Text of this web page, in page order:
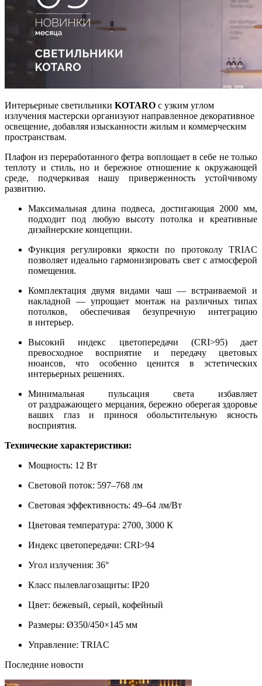
Интерьерные светильники KOTARO с узким углом
излучения мастерски организуют направленное декоративное
освещение, добавляя изысканности жилым и коммерческим
пространствам.
Плафон из переработанного фетра воплощает в себе не только
теплоту и стиль, но и бережное отношение к окружающей
среде, подчеркивая нашу приверженность устойчивому
развитию.
Максимальная длина подвеса, достигающая 2000 мм,
подходит под любую высоту потолка и креативные
дизайнерские концепции.
Функция регулировки яркости по протоколу TRIAC
позволяет идеально гармонизировать свет с атмосферой
помещения.
Комплектация двумя видами чаш — встраиваемой и
накладной — упрощает монтаж на различных типах
потолков, обеспечивая безупречную интеграцию
в интерьер.
Высокий индекс цветопередачи (CRI>95) дает
превосходное восприятие и передачу цветовых
нюансов, что особенно ценится в эстетических
интерьерных решениях.
Минимальная пульсация света избавляет
от раздражающего мерцания, бережно оберегая здоровье
ваших глаз и принося обольстительную ясность
восприятия.
Технические характеристики:
Мощность: 12 Вт
Световой поток: 597–768 лм
Световая эффективность: 49–64 лм/Вт
Цветовая температура: 2700, 3000 К
Индекс цветопередачи: CRI>94
Угол излучения: 36°
Класс пылевлагозащиты: IP20
Цвет: бежевый, серый, кофейный
Размеры: Ø350/450×145 мм
Управление: TRIAC
Последние новости